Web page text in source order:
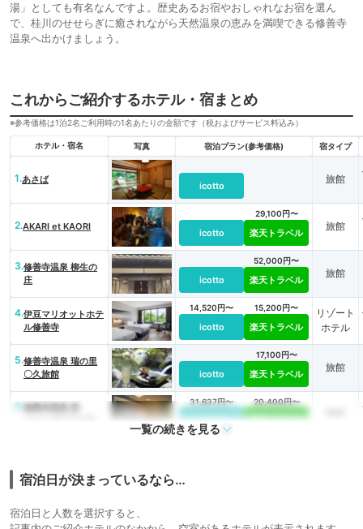
湯」としても有名なんですよ。歴史あるお宿やおしゃれなお宿を選ん
で、桂川のせせらぎに癒されながら天然温泉の恵みを満喫できる修善寺
温泉へ出かけましょう。
これからご紹介するホテル・宿まとめ
※参考価格は1泊2名ご利用時の1名あたりの金額です（税およびサービス料込み）
ホテル・宿名 写真 宿泊プラン(参考価格) 宿タイプ
1.あさば
icotto
旅館
2.AKARI et KAORI
icotto
29,100円〜
楽天トラベル
旅館
3.修善寺温泉 柳生の
庄
icotto
52,000円〜
楽天トラベル
旅館
4.伊豆マリオットホテ
ル修善寺
14,520円〜
icotto
15,200円〜
楽天トラベル
リゾート
ホテル
5.修善寺温泉 瑞の里
〇久旅館
icotto
17,100円〜
楽天トラベル
旅館
6.
修善寺温泉 宙
31,637円〜
icotto
20,400円〜
楽天トラベル
寺温泉 桂川
一覧の続きを見る
宿泊日が決まっているなら…
宿泊日と人数を選択すると、